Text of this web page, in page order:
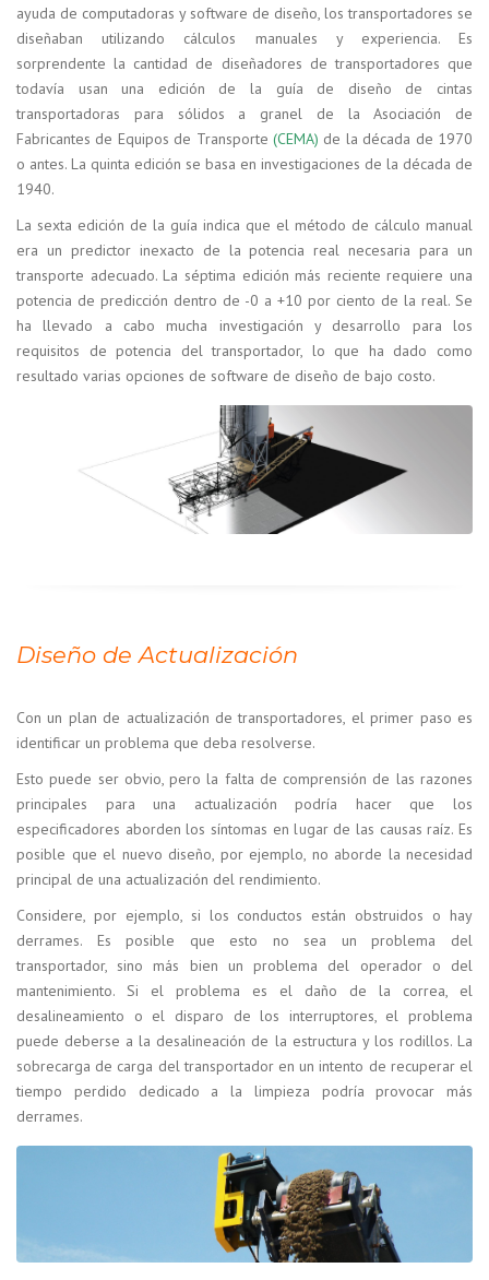
ayuda de computadoras y software de diseño, los transportadores se
diseñaban utilizando cálculos manuales y experiencia. Es
sorprendente la cantidad de diseñadores de transportadores que
todavía usan una edición de la guía de diseño de cintas
transportadoras para sólidos a granel de la Asociación de
Fabricantes de Equipos de Transporte (CEMA) de la década de 1970
o antes. La quinta edición se basa en investigaciones de la década de
1940.
La sexta edición de la guía indica que el método de cálculo manual
era un predictor inexacto de la potencia real necesaria para un
transporte adecuado. La séptima edición más reciente requiere una
potencia de predicción dentro de -0 a +10 por ciento de la real. Se
ha llevado a cabo mucha investigación y desarrollo para los
requisitos de potencia del transportador, lo que ha dado como
resultado varias opciones de software de diseño de bajo costo.
Diseño de Actualización
Con un plan de actualización de transportadores, el primer paso es
identificar un problema que deba resolverse.
Esto puede ser obvio, pero la falta de comprensión de las razones
principales para una actualización podría hacer que los
especificadores aborden los síntomas en lugar de las causas raíz. Es
posible que el nuevo diseño, por ejemplo, no aborde la necesidad
principal de una actualización del rendimiento.
Considere, por ejemplo, si los conductos están obstruidos o hay
derrames. Es posible que esto no sea un problema del
transportador, sino más bien un problema del operador o del
mantenimiento. Si el problema es el daño de la correa, el
desalineamiento o el disparo de los interruptores, el problema
puede deberse a la desalineación de la estructura y los rodillos. La
sobrecarga de carga del transportador en un intento de recuperar el
tiempo perdido dedicado a la limpieza podría provocar más
derrames.